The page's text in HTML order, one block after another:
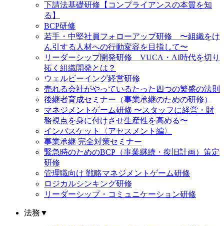
下請法基礎研修【コンプライアンスの本質を知
る】
BCP研修
若手・中堅社員フォローアップ研修 〜組織をけ
ん引する人材への行動変容を目指して〜
リーダーシップ開発研修 VUCA・AI時代を切り
拓く組織開発とは？
ウェルビーイング経営研修
売れる会社がやっているたった四つの繁盛の法則
後継者育成セミナー（事業承継のための研修）
マネジメントゲーム研修 〜スタッフに経営・財
務視点を身に付けさせ生産性を高める〜
インバスケット〈アセスメント編〉
事業承継 完全対策セミナー
緊急時のためのBCP（事業継続・復旧計画）策定
研修
管理職向け 戦略マネジメントゲーム研修
ロジカルシンキング研修
リーダーシップ・コミュニケーション研修
法務 ▼